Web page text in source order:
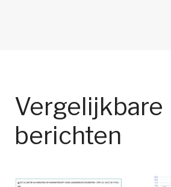
Vergelijkbare
berichten